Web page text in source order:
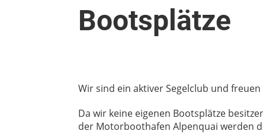
Bootsplätze
Wir sind ein aktiver Segelclub und
Da wir keine eigenen Bootsplätze
der Motorboothafen Alpenquai werden